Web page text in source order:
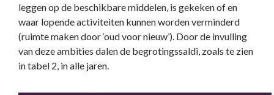
leggen op de beschikbare middelen, is gekeken of en
waar lopende activiteiten kunnen worden verminderd
(ruimte maken door ‘oud voor nieuw’). Door de invulling
van deze ambities dalen de begrotingssaldi, zoals te zien
in tabel 2, in alle jaren.